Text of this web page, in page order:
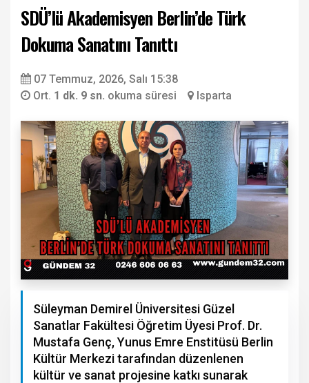
SDÜ’lü Akademisyen Berlin’de Türk
Dokuma Sanatını Tanıttı
07 Temmuz, 2026, Salı 15:38
Ort. 1 dk. 9 sn. okuma süresi Isparta
Süleyman Demirel Üniversitesi Güzel
Sanatlar Fakültesi Öğretim Üyesi Prof. Dr.
Mustafa Genç, Yunus Emre Enstitüsü Berlin
Kültür Merkezi tarafından düzenlenen
kültür ve sanat projesine katkı sunarak